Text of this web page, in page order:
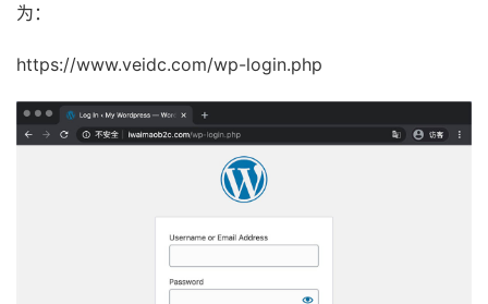
为：
https://www.veidc.com/wp-login.php